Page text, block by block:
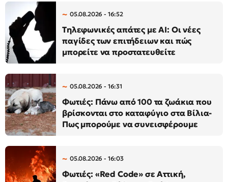
05.08.2026 - 16:52
Τηλεφωνικές απάτες με AI: Οι νέες
παγίδες των επιτήδειων και πώς
μπορείτε να προστατευθείτε
05.08.2026 - 16:31
Φωτιές: Πάνω από 100 τα ζωάκια που
βρίσκονται στο καταφύγιο στα Βίλια-
Πως μπορούμε να συνεισφέρουμε
05.08.2026 - 16:03
Φωτιές: «Red Code» σε Αττική,